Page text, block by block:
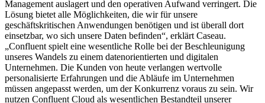
Management auslagert und den operativen Aufwand verringert. Die
Lösung bietet alle Möglichkeiten, die wir für unsere
geschäftskritischen Anwendungen benötigen und ist überall dort
einsetzbar, wo sich unsere Daten befinden“, erklärt Caseau.
„Confluent spielt eine wesentliche Rolle bei der Beschleunigung
unseres Wandels zu einem datenorientierten und digitalen
Unternehmen. Die Kunden von heute verlangen wertvolle
personalisierte Erfahrungen und die Abläufe im Unternehmen
müssen angepasst werden, um der Konkurrenz voraus zu sein. Wir
nutzen Confluent Cloud als wesentlichen Bestandteil unserer